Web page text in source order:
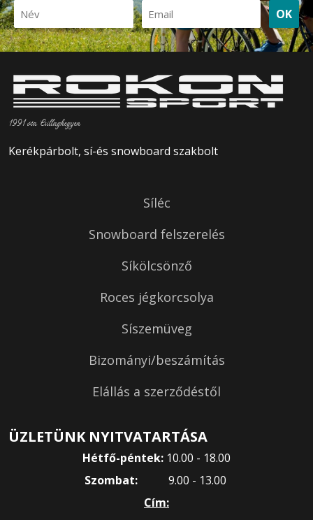
OK
1991 óta Csillaghegyen
Kerékpárbolt, sí-és snowboard szakbolt
Síléc
Snowboard felszerelés
Síkölcsönző
Roces jégkorcsolya
Síszemüveg
Bizományi/beszámítás
Elállás a szerződéstől
ÜZLETÜNK NYITVATARTÁSA
Hétfő-péntek: 10.00 - 18.00
Szombat:
9.00 - 13.00
Cím: